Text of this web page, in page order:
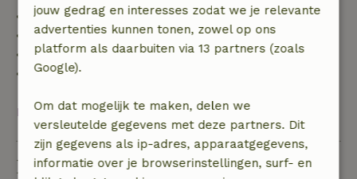
• tot 42 dagen voor aankomst: 70% terugbetaald
• 42–28 dagen voor aankomst: 40% terugbetaald
• 28 dagen tot de aankomstdag: 10% terugbetaald
• op de aankomstdag of later: geen terugbetaling
Bekijk alles
Duurzaamheid
jouw gedrag en interesses zodat we je relevante
advertenties kunnen tonen, zowel op ons
platform als daarbuiten via 13 partners (zoals
Google).
Om dat mogelijk te maken, delen we
versleutelde gegevens met deze partners. Dit
zijn gegevens als ip-adres, apparaatgegevens,
informatie over je browserinstellingen, surf- en